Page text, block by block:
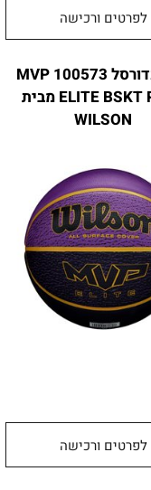
לפרטים ורכישה
כדור כדורסל 100573 MVP
ELITE BSKT PRBL מבית
WILSON
לפרטים ורכישה